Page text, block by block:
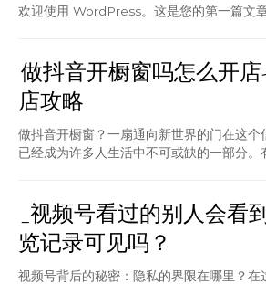
欢迎使用 WordPress。这是您的第一篇文
做抖音开橱窗吗怎么开
店攻略
做抖音开橱窗？一扇通向新世界的门在这个
已经成为许多人生活中不可或缺的一部分。
_视频号看过的别人会看
览记录可见吗？
视频号背后的秘密：隐私的界限在哪里？在